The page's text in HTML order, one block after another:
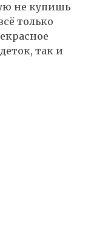
не купишь
только
так и